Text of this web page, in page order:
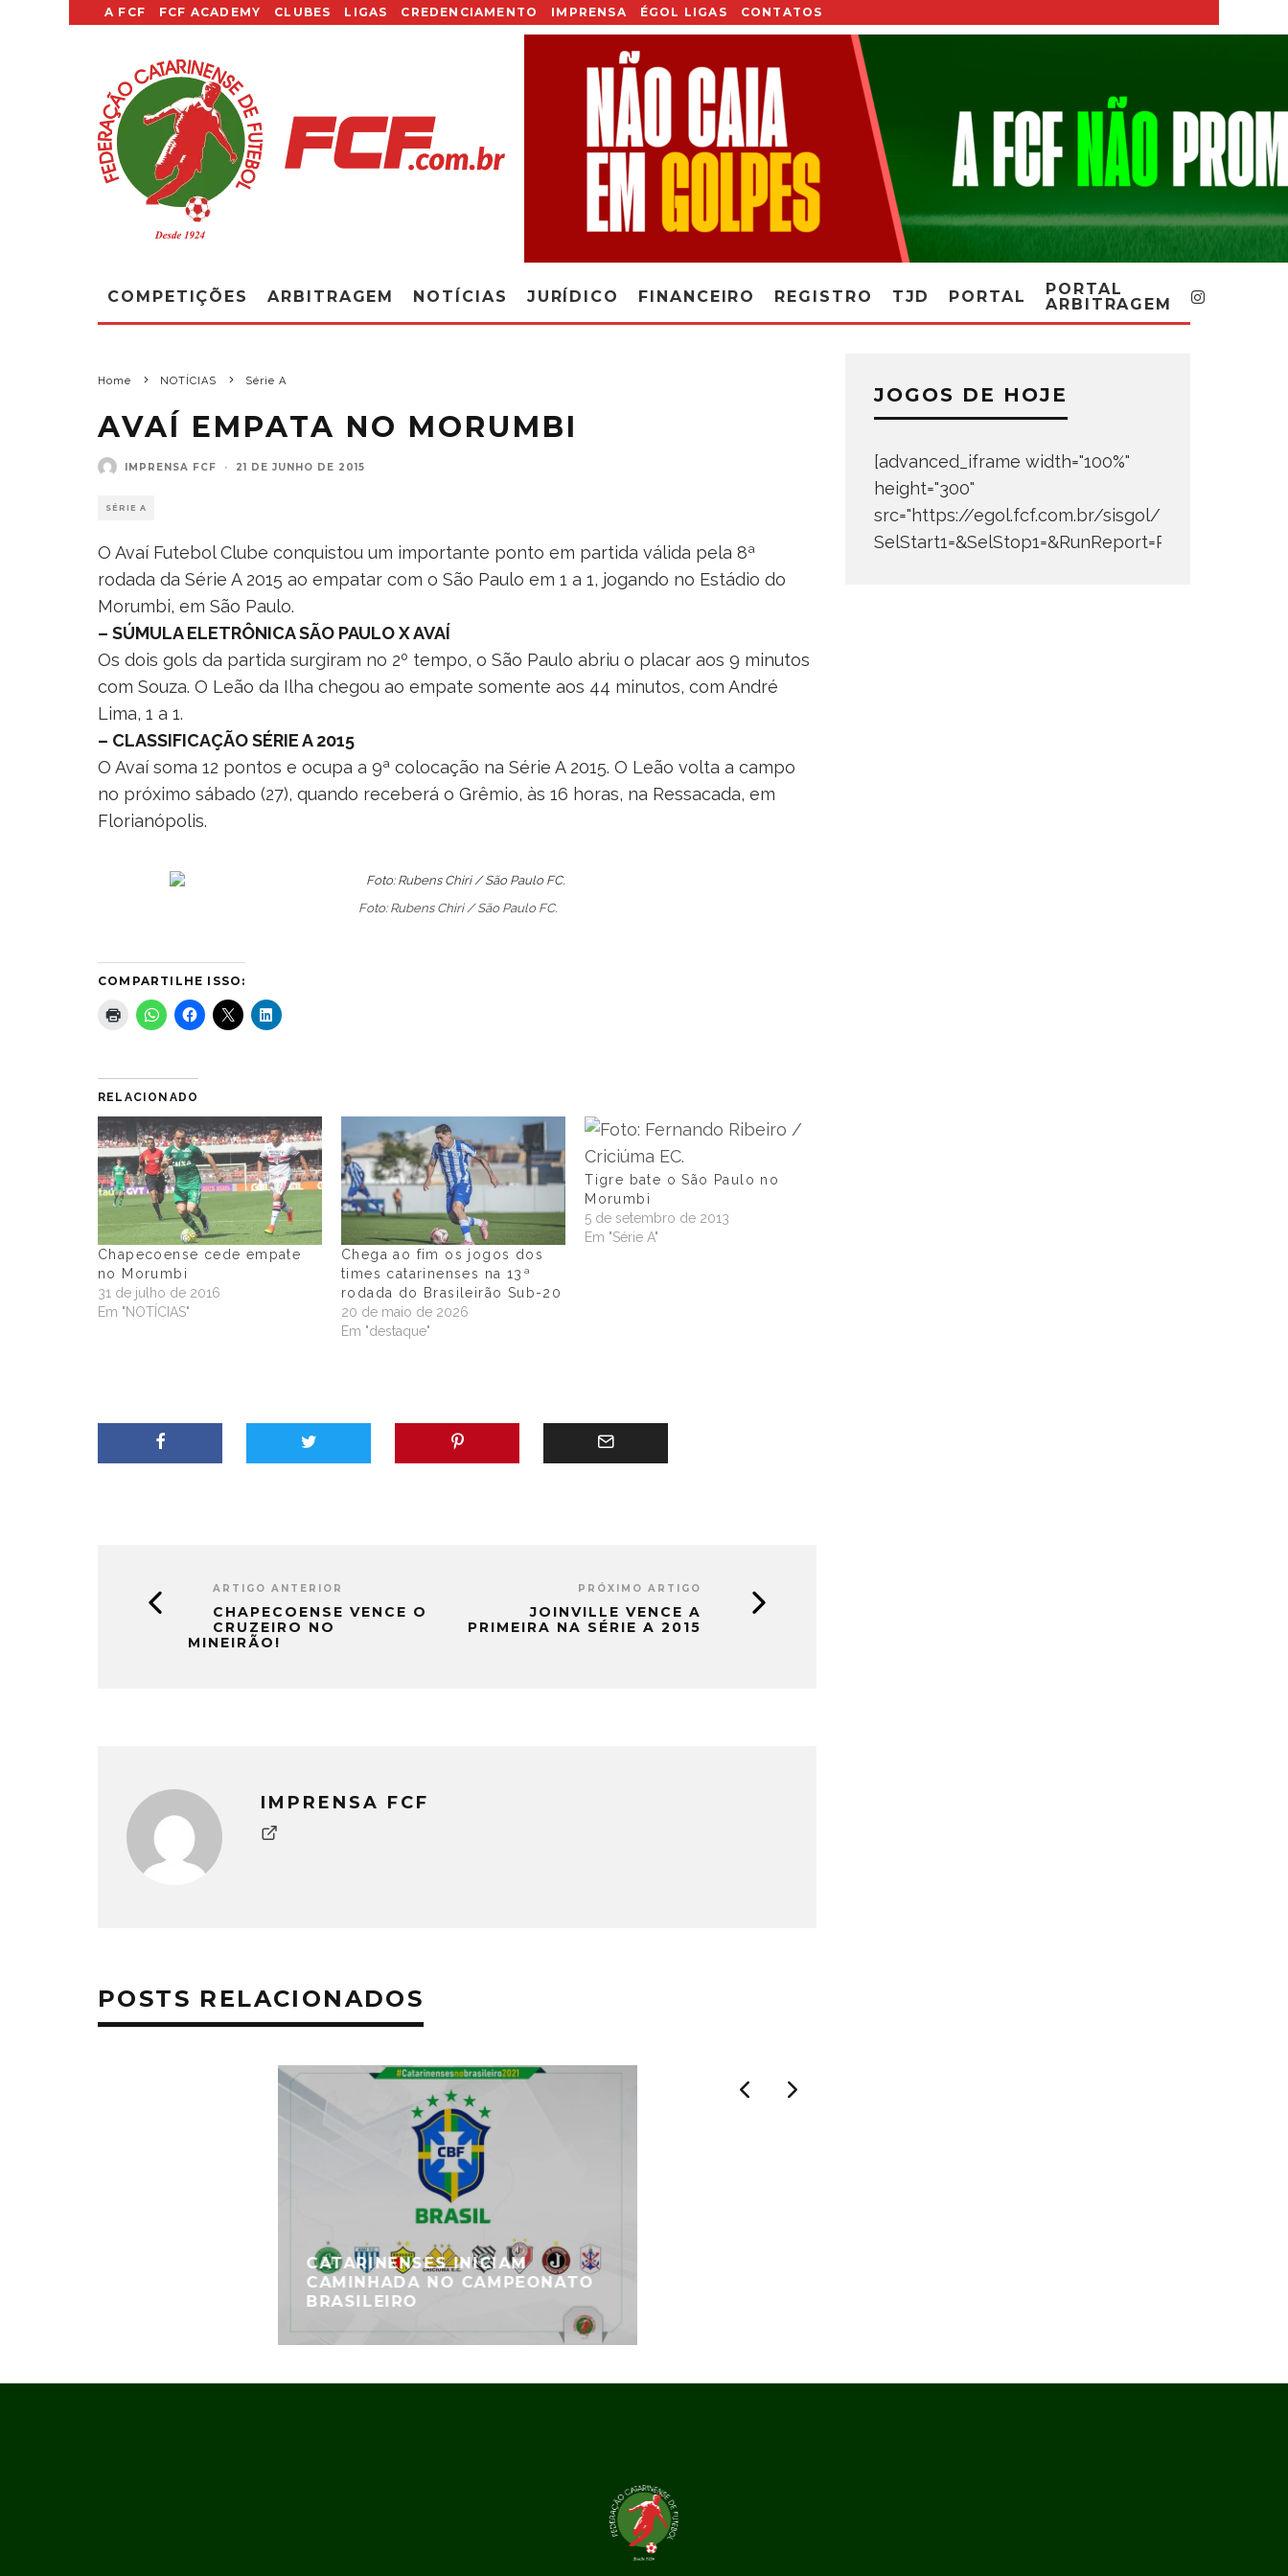
A FCF FCF ACADEMY CLUBES LIGAS CREDENCIAMENTO IMPRENSA ÉGOL LIGAS CONTATOS
COMPETIÇÕES ARBITRAGEM NOTÍCIAS JURÍDICO FINANCEIRO REGISTRO TJD PORTAL
PORTAL
ARBITRAGEM
Home NOTÍCIAS Série A
AVAÍ EMPATA NO MORUMBI
IMPRENSA FCF · 21 DE JUNHO DE 2015
SÉRIE A
O Avaí Futebol Clube conquistou um importante ponto em partida válida pela 8ª
rodada da Série A 2015 ao empatar com o São Paulo em 1 a 1, jogando no Estádio do
Morumbi, em São Paulo.
– SÚMULA ELETRÔNICA SÃO PAULO X AVAÍ
Os dois gols da partida surgiram no 2º tempo, o São Paulo abriu o placar aos 9 minutos
com Souza. O Leão da Ilha chegou ao empate somente aos 44 minutos, com André
Lima, 1 a 1.
– CLASSIFICAÇÃO SÉRIE A 2015
O Avaí soma 12 pontos e ocupa a 9ª colocação na Série A 2015. O Leão volta a campo
no próximo sábado (27), quando receberá o Grêmio, às 16 horas, na Ressacada, em
Florianópolis.
Foto: Rubens Chiri / São Paulo FC.
COMPARTILHE ISSO:
RELACIONADO
Chapecoense cede empate
no Morumbi
31 de julho de 2016
Em "NOTÍCIAS"
Chega ao fim os jogos dos
times catarinenses na 13ª
rodada do Brasileirão Sub-20
20 de maio de 2026
Em "destaque"
Tigre bate o São Paulo no
Morumbi
5 de setembro de 2013
Em "Série A"
ARTIGO ANTERIOR
CHAPECOENSE VENCE O
CRUZEIRO NO
MINEIRÃO!
PRÓXIMO ARTIGO
JOINVILLE VENCE A
PRIMEIRA NA SÉRIE A 2015
IMPRENSA FCF
POSTS RELACIONADOS
CATARINENSES INICIAM
CAMINHADA NO CAMPEONATO
BRASILEIRO
JOGOS DE HOJE
[advanced_iframe width="100%"
height="300"
src="https://egol.fcf.com.br/sisgol/
SelStart1=&SelStop1=&RunReport=Run+Report"]